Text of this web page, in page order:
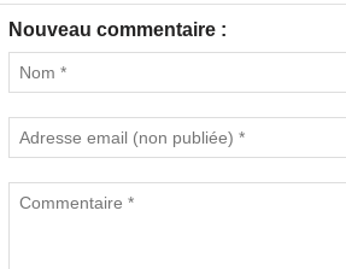
Nouveau commentaire :